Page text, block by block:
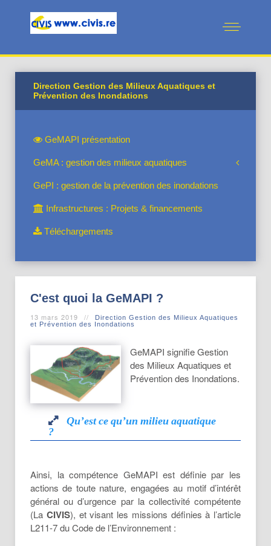
Direction Gestion des Milieux Aquatiques et
Prévention des Inondations
GeMAPI présentation
GeMA : gestion des milieux aquatiques
GePI : gestion de la prévention des inondations
Infrastructures : Projets & financements
Téléchargements
C'est quoi la GeMAPI ?
13 mars 2019
Direction Gestion des Milieux Aquatiques
et Prévention des Inondations
GeMAPI signifie Gestion
des Milieux Aquatiques et
Prévention des Inondations.
Qu’est ce qu’un milieu aquatique
?
?
Les milieux
naturels sont
communément
Ainsi, la compétence GeMAPI est définie par les
actions de toute nature, engagées au motif d’intérêt
général ou d’urgence par la collectivité compétente
(La CIVIS), et visant les missions définies à l’article
L211-7 du Code de l’Environnement :